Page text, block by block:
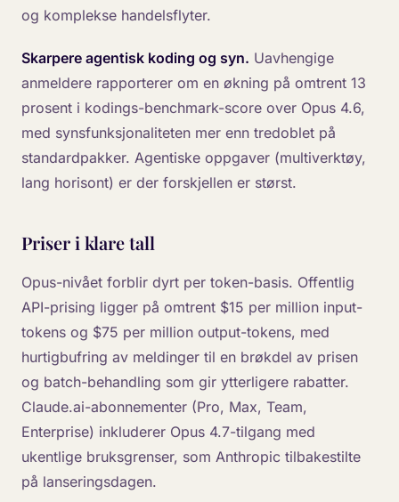
og komplekse handelsflyter.
Skarpere agentisk koding og syn. Uavhengige
anmeldere rapporterer om en økning på omtrent 13
prosent i kodings-benchmark-score over Opus 4.6,
med synsfunksjonaliteten mer enn tredoblet på
standardpakker. Agentiske oppgaver (multiverktøy,
lang horisont) er der forskjellen er størst.
Priser i klare tall
Opus-nivået forblir dyrt per token-basis. Offentlig
API-prising ligger på omtrent $15 per million input-
tokens og $75 per million output-tokens, med
hurtigbufring av meldinger til en brøkdel av prisen
og batch-behandling som gir ytterligere rabatter.
Claude.ai-abonnementer (Pro, Max, Team,
Enterprise) inkluderer Opus 4.7-tilgang med
ukentlige bruksgrenser, som Anthropic tilbakestilte
på lanseringsdagen.